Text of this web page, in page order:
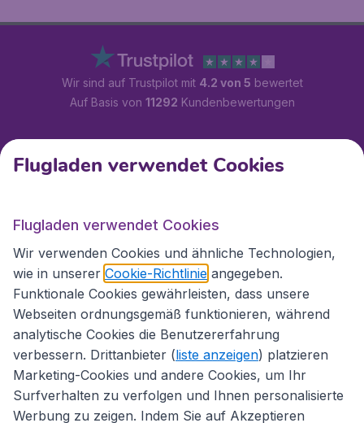
Wir sind auf Trustpilot mit 4.2 von 5 bewertet
Auf Basis von 11292 Kundenbewertungen
Kundenservice
Flugladen.at
Internationale Webseiten
Flugladen verwendet Cookies
Flugladen verwendet Cookies
Wir verwenden Cookies und ähnliche Technologien,
wie in unserer Cookie-Richtlinie angegeben.
Funktionale Cookies gewährleisten, dass unsere
Webseiten ordnungsgemäß funktionieren, während
analytische Cookies die Benutzererfahrung
verbessern. Drittanbieter (liste anzeigen) platzieren
Marketing-Cookies und andere Cookies, um Ihr
Surfverhalten zu verfolgen und Ihnen personalisierte
Werbung zu zeigen. Indem Sie auf Akzeptieren